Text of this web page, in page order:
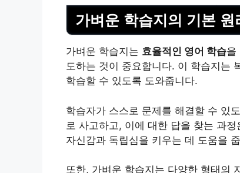
가벼운 학습지의 기본 원
가벼운 학습지는 효율적인 영어 학습을
도하는 것이 중요합니다. 이 학습지는
학습할 수 있도록 도와줍니다.
학습자가 스스로 문제를 해결할 수 있
로 사고하고, 이에 대한 답을 찾는 과정
자신감과 독립심을 키우는 데 도움을
또한, 가벼운 학습지는 다양한 형태의